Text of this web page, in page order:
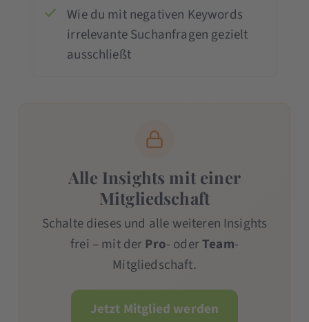
Wie du mit negativen Keywords
irrelevante Suchanfragen gezielt
ausschließt
Alle Insights mit einer
Mitgliedschaft
Schalte dieses und alle weiteren Insights
frei – mit derPro- oderTeam-
Mitgliedschaft.
Jetzt Mitglied werden